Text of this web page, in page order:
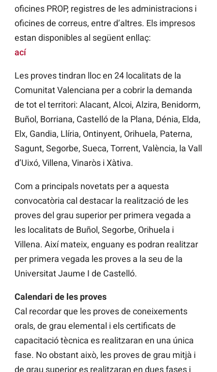
oficines PROP, registres de les administracions i
oficines de correus, entre d’altres. Els impresos
estan disponibles al següent enllaç:
ací
Les proves tindran lloc en 24 localitats de la
Comunitat Valenciana per a cobrir la demanda
de tot el territori: Alacant, Alcoi, Alzira, Benidorm,
Buñol, Borriana, Castelló de la Plana, Dénia, Elda,
Elx, Gandia, Llíria, Ontinyent, Orihuela, Paterna,
Sagunt, Segorbe, Sueca, Torrent, València, la Vall
d’Uixó, Villena, Vinaròs i Xàtiva.
Com a principals novetats per a aquesta
convocatòria cal destacar la realització de les
proves del grau superior per primera vegada a
les localitats de Buñol, Segorbe, Orihuela i
Villena. Així mateix, enguany es podran realitzar
per primera vegada les proves a la seu de la
Universitat Jaume I de Castelló.
Calendari de les proves
Cal recordar que les proves de coneixements
orals, de grau elemental i els certificats de
capacitació tècnica es realitzaran en una única
fase. No obstant això, les proves de grau mitjà i
de grau superior es realitzaran en dues fases i